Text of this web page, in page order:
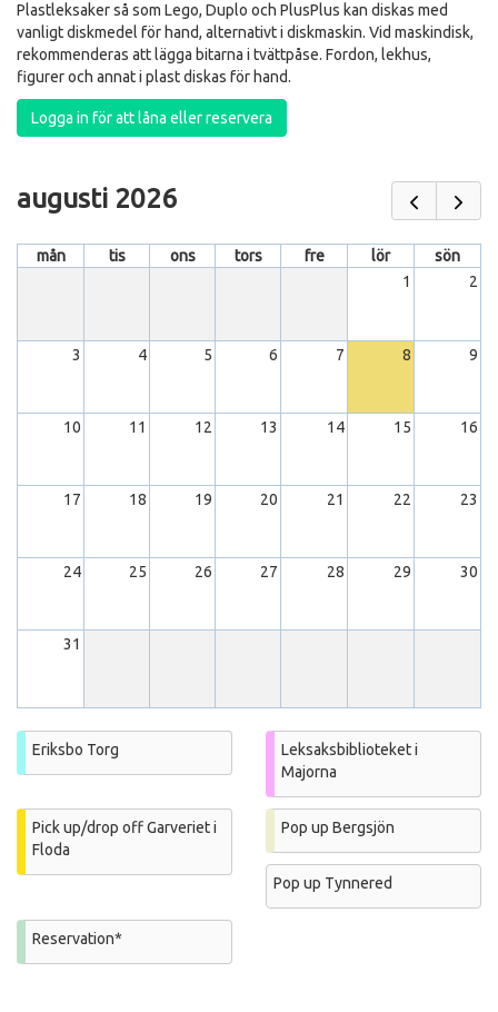
Plastleksaker så som Lego, Duplo och PlusPlus kan diskas med
vanligt diskmedel för hand, alternativt i diskmaskin. Vid maskindisk,
rekommenderas att lägga bitarna i tvättpåse. Fordon, lekhus,
figurer och annat i plast diskas för hand.
Logga in för att låna eller reservera
augusti 2026
mån tis ons tors fre lör
sön
1
2
3 4 5 6 7 8 9
10 11 12 13 14 15 16
17 18 19 20 21 22 23
24 25 26 27 28 29 30
31
Eriksbo Torg
Leksaksbiblioteket i
Majorna
Pick up/drop off Garveriet i
Floda
Pop up Bergsjön
Pop up Tynnered
Reservation*